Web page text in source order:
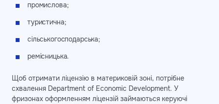
промислова;
туристична;
сільськогосподарська;
ремісницька.
Щоб отримати ліцензію в материковій зоні, потрібне
схвалення Department of Economic Development. У
фризонах оформленням ліцензій займаються керуючі